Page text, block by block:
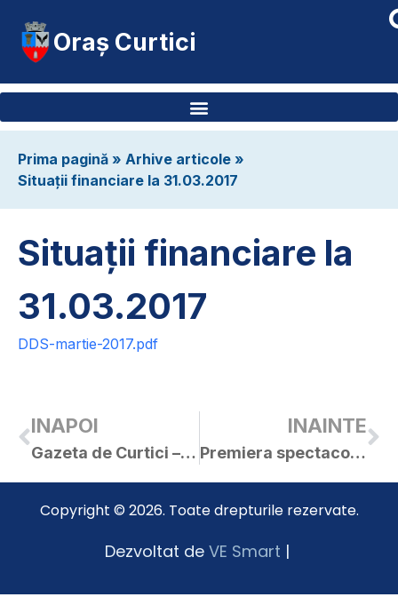
Oraș Curtici
Prima pagină » Arhive articole »
Situaţii financiare la 31.03.2017
Situaţii financiare la
31.03.2017
DDS-martie-2017.pdf
INAPOI
Gazeta de Curtici – nr. 410
INAINTE
Premiera spectacolului „Internetul şi sătenii” – vineri, 5 mai, ora 20.00
Copyright © 2026. Toate drepturile rezervate.
Dezvoltat de VE Smart |